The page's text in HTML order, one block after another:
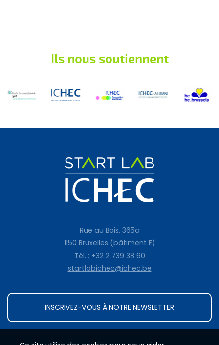
Ils nous soutiennent
Rue au Bois, 365a
1150 Bruxelles (bâtiment E)
Tél. : +32 2 739 38 60
startlabichec@ichec.be
INSCRIVEZ-VOUS À NOTRE NEWSLETTER